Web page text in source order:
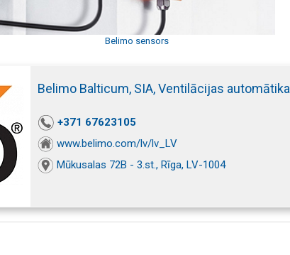
Belimo sensors
Belimo Balticum, SIA, Ventilācijas automātika
+371 67623105
www.belimo.com/lv/lv_LV
Mūkusalas 72B - 3.st., Rīga, LV-1004